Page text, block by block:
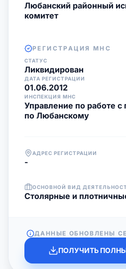
Любанский районный
комитет
РЕГИСТРАЦИЯ МНС
СТАТУС
Ликвидирован
ДАТА РЕГИСТРАЦИИ
01.06.2012
ИНСПЕКЦИЯ МНС
Управление по работе
по Любанскому
АДРЕС РЕГИСТРАЦИИ
-
ОСНОВНОЙ ВИД
Столярные и
ДАННЫЕ ОБНОВЛЕНЫ
ПОЛУЧИТЬ